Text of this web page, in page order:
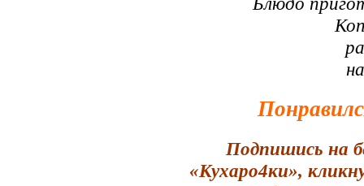
Подпишись на
«Кухаро4ки»,